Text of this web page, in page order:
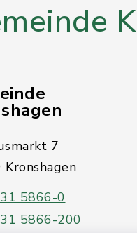
7
5866-0
5866-200